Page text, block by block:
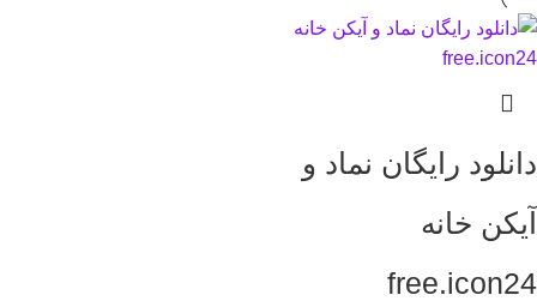
دانلود رایگان نماد و
آیکن خانه
free.icon24